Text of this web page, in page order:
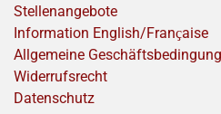
Stellenangebote
Information English/Franҫaise
Allgemeine
Widerrufsrecht
Datenschutz